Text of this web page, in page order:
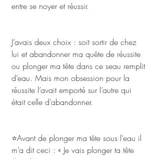
entre se noyer et réussir.
J’avais deux choix : soit sortir de chez
lui et abandonner ma quête de réussite
ou plonger ma tête dans ce seau remplit
d’eau. Mais mon obsession pour la
réussite l’avait emporté sur l’autre qui
était celle d’abandonner.
⭐Avant de plonger ma tête sous l’eau il
m’a dit ceci : « Je vais plonger ta tête